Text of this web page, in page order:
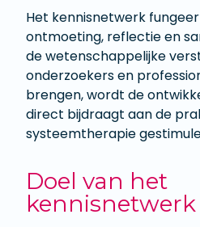
Het kennisnetwerk
ontmoeting, reflectie en
de wetenschappelijke
onderzoekers en
brengen, wordt de
direct bijdraagt aan de
systeemtherapie
Doel van het
kennisnetwerk